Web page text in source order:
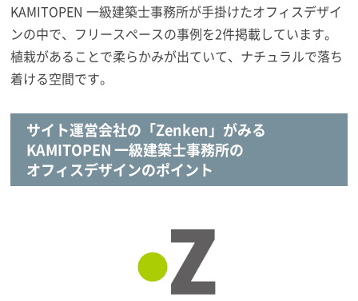
KAMITOPEN 一級建築士事務所が手掛けたオフィスデザイ
ンの中で、フリースペースの事例を2件掲載しています。
植栽があることで柔らかみが出ていて、ナチュラルで落ち
着ける空間です。
サイト運営会社の「Zenken」がみる
KAMITOPEN 一級建築士事務所の
オフィスデザインのポイント